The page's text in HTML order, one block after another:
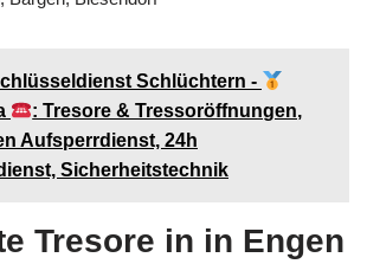
Schlüchtern -
: Tresore & Tressoröffnungen,
Aufsperrdienst, 24h
Sicherheitstechnik
Tresore in in Engen